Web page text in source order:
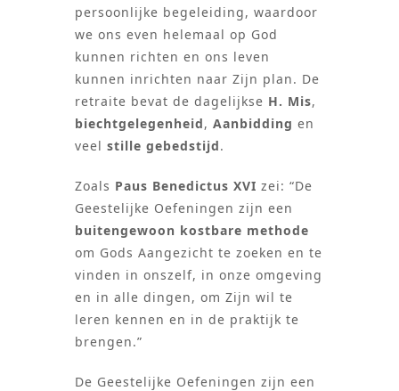
persoonlijke begeleiding, waardoor
we ons even helemaal op God
kunnen richten en ons leven
kunnen inrichten naar Zijn plan. De
retraite bevat de dagelijkse H. Mis,
biechtgelegenheid, Aanbidding en
veel stille gebedstijd.
Zoals Paus Benedictus XVI zei: “De
Geestelijke Oefeningen zijn een
buitengewoon kostbare methode
om Gods Aangezicht te zoeken en te
vinden in onszelf, in onze omgeving
en in alle dingen, om Zijn wil te
leren kennen en in de praktijk te
brengen.”
De Geestelijke Oefeningen zijn een